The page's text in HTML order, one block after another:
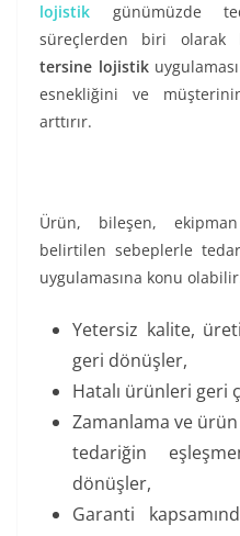
lojistik günümüzde
süreçlerden biri
tersine lojistik
esnekliğini ve
arttırır.
Ürün, bileşen,
belirtilen sebeplerle
uygulamasına konu
Yetersiz kalite,
geri dönüşler,
Hatalı ürünleri geri
Zamanlama ve ürün
tedariğin
dönüşler,
Garanti